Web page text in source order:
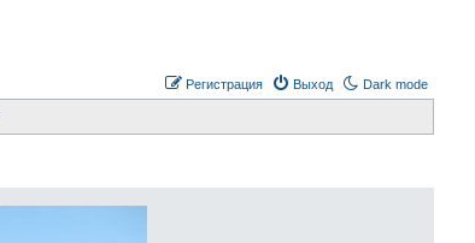
Dark mode
Выход
Регистрация